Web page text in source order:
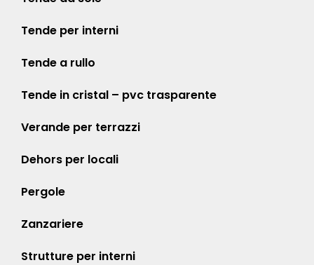
Tende per interni
Tende a rullo
Tende in cristal – pvc trasparente
Verande per terrazzi
Dehors per locali
Pergole
Zanzariere
Strutture per interni